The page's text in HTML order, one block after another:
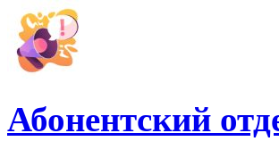
Абонентский